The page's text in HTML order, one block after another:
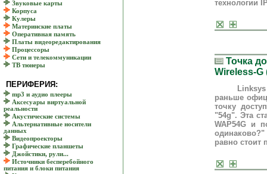
Звуковые карты
Корпуса
Кулеры
Материнские платы
Оперативная память
Платы видеоредактирования
Процессоры
Сети и телекоммуникации
ТВ тюнеры
ПЕРИФЕРИЯ:
mp3 и аудио плееры
Аксесуары виртуальной
реальности
Акустические системы
Альтернативные носители
данных
Видеопроекторы
Графические планшеты
Джойстики, рули...
Источники бесперебойного
питания и блоки питания
технологии
Точка
Wireless-G
Linksys
раньше
точку
"54g". Эта
WAP54G и
равно стоит